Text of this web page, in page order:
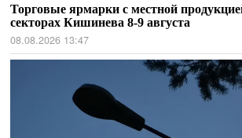
Торговые ярмарки с местной
секторах Кишинева 8-9 августа
08.08.2026 13:47